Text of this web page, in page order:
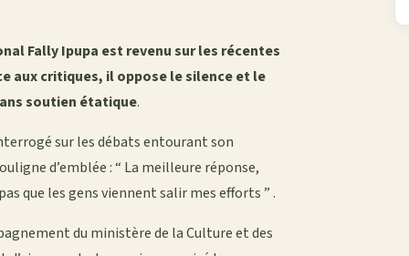
Fally Ipupa est revenu sur les récentes
aux critiques, il oppose le silence et le
soutien étatique.
sur les débats entourant son
d’emblée : “ La meilleure réponse,
que les gens viennent salir mes efforts ” .
du ministère de la Culture et des